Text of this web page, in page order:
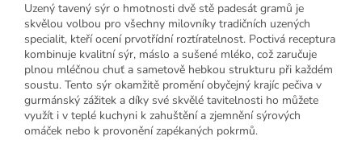
Uzený tavený sýr o hmotnosti dvě stě padesát gramů je
skvělou volbou pro všechny milovníky tradičních uzených
specialit, kteří ocení prvotřídní roztíratelnost. Poctivá receptura
kombinuje kvalitní sýr, máslo a sušené mléko, což zaručuje
plnou mléčnou chuť a sametově hebkou strukturu při každém
soustu. Tento sýr okamžitě promění obyčejný krajíc pečiva v
gurmánský zážitek a díky své skvělé tavitelnosti ho můžete
využít i v teplé kuchyni k zahuštění a zjemnění sýrových
omáček nebo k provonění zapékaných pokrmů.